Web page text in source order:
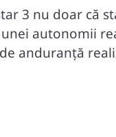
3 nu doar că
autonomii
anduranță